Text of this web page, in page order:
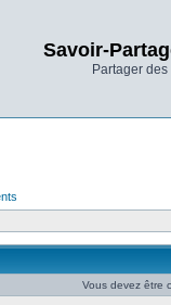
Savoir-
Partager
Vous devez être